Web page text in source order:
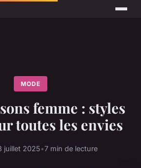
MODE
femme : styles
toutes les envies
juillet 2025•7 min de lecture